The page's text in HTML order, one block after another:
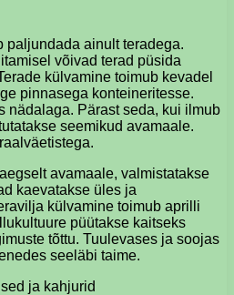
paljundada ainult teradega.
võivad terad püsida
külvamine toimub kevadel
pinnasega konteineritesse.
nädalaga. Pärast seda, kui ilmub
seemikud avamaale.
avamaale, valmistatakse
kaevatakse üles ja
külvamine toimub aprilli
püütakse kaitseks
tõttu. Tuulevases ja soojas
seeläbi taime.
ja kahjurid